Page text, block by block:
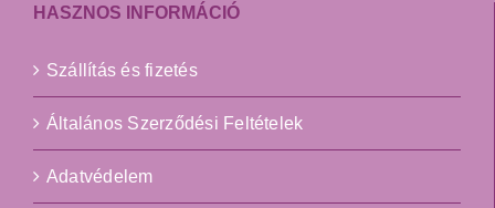
HASZNOS INFORMÁCIÓ
Szállítás és fizetés
Általános Szerződési Feltételek
Adatvédelem